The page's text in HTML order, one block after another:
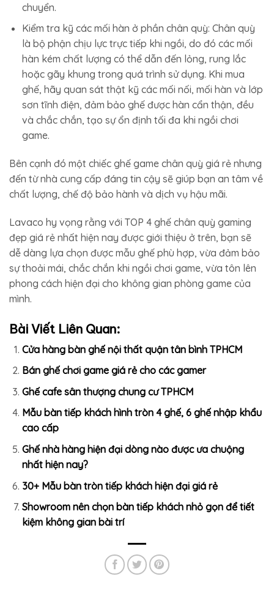
chuyển.
Kiểm tra kỹ các mối hàn ở phần chân quỳ: Chân quỳ
là bộ phận chịu lực trực tiếp khi ngồi, do đó các mối
hàn kém chất lượng có thể dẫn đến lỏng, rung lắc
hoặc gãy khung trong quá trình sử dụng. Khi mua
ghế, hãy quan sát thật kỹ các mối nối, mối hàn và lớp
sơn tĩnh điện, đảm bảo ghế được hàn cẩn thận, đều
và chắc chắn, tạo sự ổn định tối đa khi ngồi chơi
game.
Bên cạnh đó một chiếc ghế game chân quỳ giá rẻ nhưng
đến từ nhà cung cấp đáng tin cậy sẽ giúp bạn an tâm về
chất lượng, chế độ bảo hành và dịch vụ hậu mãi.
Lavaco hy vọng rằng với TOP 4 ghế chân quỳ gaming
đẹp giá rẻ nhất hiện nay được giới thiệu ở trên, bạn sẽ
dễ dàng lựa chọn được mẫu ghế phù hợp, vừa đảm bảo
sự thoải mái, chắc chắn khi ngồi chơi game, vừa tôn lên
phong cách hiện đại cho không gian phòng game của
mình.
Bài Viết Liên Quan:
Cửa hàng bàn ghế nội thất quận tân bình TPHCM
Bán ghế chơi game giá rẻ cho các gamer
Ghế cafe sân thượng chung cư TPHCM
Mẫu bàn tiếp khách hình tròn 4 ghế, 6 ghế nhập khẩu
cao cấp
Ghế nhà hàng hiện đại dòng nào được ưa chuộng
nhất hiện nay?
30+ Mẫu bàn tròn tiếp khách hiện đại giá rẻ
Showroom nên chọn bàn tiếp khách nhỏ gọn để tiết
kiệm không gian bài trí